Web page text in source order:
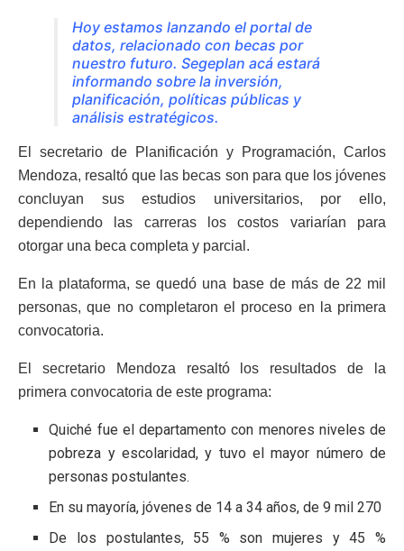
Hoy estamos lanzando el portal de
datos, relacionado con becas por
nuestro futuro. Segeplan acá estará
informando sobre la inversión,
planificación, políticas públicas y
análisis estratégicos.
El secretario de Planificación y Programación, Carlos
Mendoza, resaltó que las becas son para que los jóvenes
concluyan sus estudios universitarios, por ello,
dependiendo las carreras los costos variarían para
otorgar una beca completa y parcial.
En la plataforma, se quedó una base de más de 22 mil
personas, que no completaron el proceso en la primera
convocatoria.
El secretario Mendoza resaltó los resultados de la
primera convocatoria de este programa:
Quiché fue el departamento con menores niveles de
pobreza y escolaridad, y tuvo el mayor número de
personas postulantes.
En su mayoría, jóvenes de 14 a 34 años, de 9 mil 270
De los postulantes, 55 % son mujeres y 45 %